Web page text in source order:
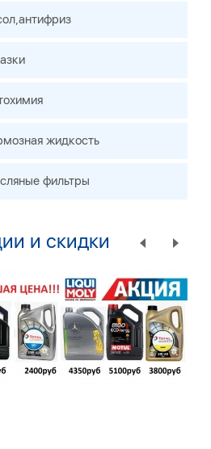
жидкость
фильтры
и скидки